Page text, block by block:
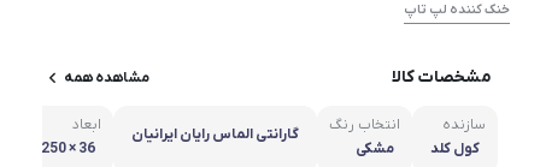
خنک کننده لپ تاپ
مشخصات کالا مشاهده همه
سازنده
کول کلد
انتخاب رنگ
مشکی
گارانتی الماس رایان ایرانیان
ابعاد
36 × 250 × 333 میلی متر